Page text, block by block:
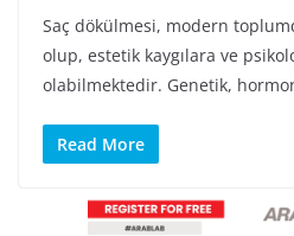
Saç dökülmesi, modern
olup, estetik kaygılara ve
olabilmektedir. Genetik,
Read More